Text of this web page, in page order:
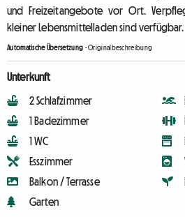
und Freizeitangebote vor Ort.
kleiner Lebensmittelladen sind verfügbar.
Automatische Übersetzung -Originalbeschreibung
Unterkunft
2 Schlafzimmer
1 Badezimmer
1 WC
Esszimmer
Balkon / Terrasse
Garten